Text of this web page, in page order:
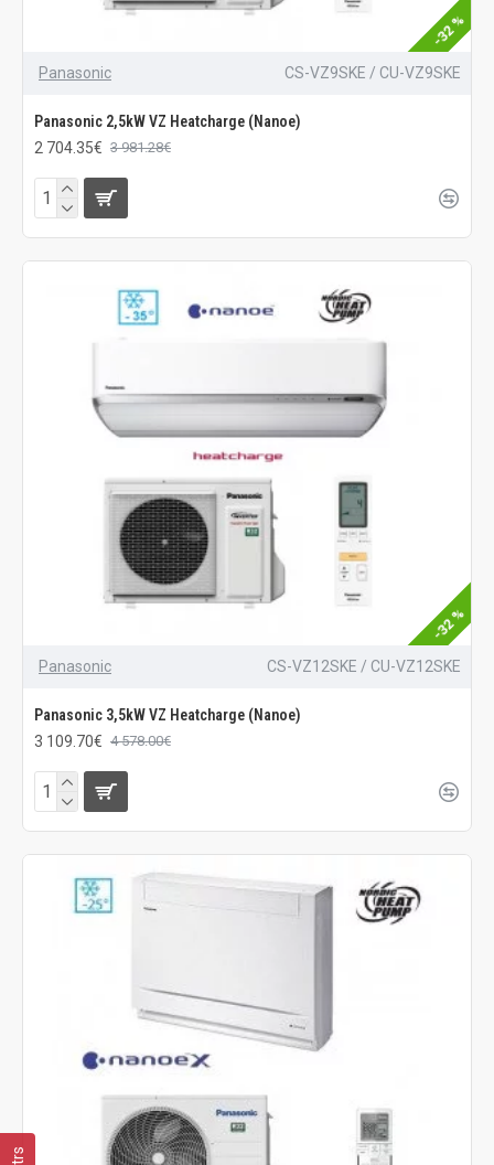
-32 %
Panasonic CS-VZ9SKE / CU-VZ9SKE
Panasonic 2,5kW VZ Heatcharge (Nanoe)
2 704.35€ 3 981.28€
-32 %
Panasonic CS-VZ12SKE / CU-VZ12SKE
Panasonic 3,5kW VZ Heatcharge (Nanoe)
3 109.70€ 4 578.00€